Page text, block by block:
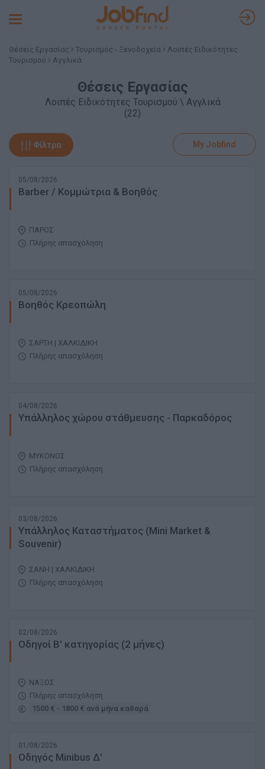
Toggle
Θέσεις Εργασίας Τουρισμός - Ξενοδοχεία
Λοιπές Ειδικότητες
Τουρισμού
Αγγλικά
Θέσεις Εργασίας
Λοιπές Ειδικότητες Τουρισμού \ Αγγλικά
(22)
Φίλτρα My Jobfind
05/08/2026
Barber / Κομμώτρια & Βοηθός
ΠΑΡΟΣ
Πλήρης απασχόληση
05/08/2026
Βοηθός Κρεοπώλη
ΣΑΡΤΗ | ΧΑΛΚΙΔΙΚΗ
Πλήρης απασχόληση
04/08/2026
Υπάλληλος χώρου στάθμευσης - Παρκαδόρος
ΜΥΚΟΝΟΣ
Πλήρης απασχόληση
03/08/2026
Υπάλληλος Καταστήματος (Mini Market &
Souvenir)
ΣΑΝΗ | ΧΑΛΚΙΔΙΚΗ
Πλήρης απασχόληση
02/08/2026
Οδηγοί Β' κατηγορίας (2 μήνες)
ΝΑΞΟΣ
Πλήρης απασχόληση
1500 € - 1800 € ανά μήνα καθαρά
01/08/2026
Οδηγός Minibus Δ'